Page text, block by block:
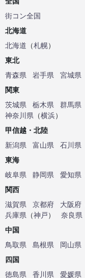
街コン全国
北海道
北海道 （札幌）
東北
青森県
岩手県 宮城県
関東
茨城県
栃木県 群馬県
神奈川県 （横浜）
甲信越・北陸
新潟県
富山県 石川県
東海
岐阜県
静岡県 愛知県
関西
滋賀県
京都府 大阪府
兵庫県 （神戸） 奈良県
中国
鳥取県
島根県 岡山県
四国
徳島県
香川県 愛媛県